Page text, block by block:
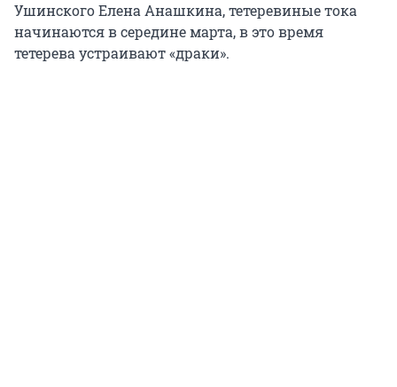
Ушинского Елена Анашкина, тетеревиные тока
начинаются в середине марта, в это время
тетерева устраивают «драки».